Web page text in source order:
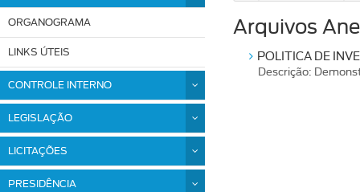
ORGANOGRAMA
LINKS ÚTEIS
CONTROLE INTERNO
LEGISLAÇÃO
LICITAÇÕES
PRESIDÊNCIA
Arquivos
POLITICA DE
Descrição: